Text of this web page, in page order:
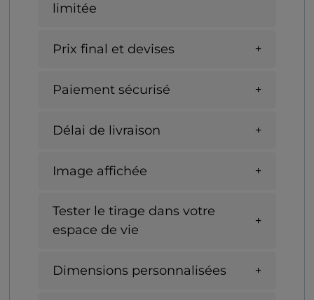
limitée
Prix final et devises
Paiement sécurisé
Délai de livraison
Image affichée
Tester le tirage dans votre
espace de vie
Dimensions personnalisées